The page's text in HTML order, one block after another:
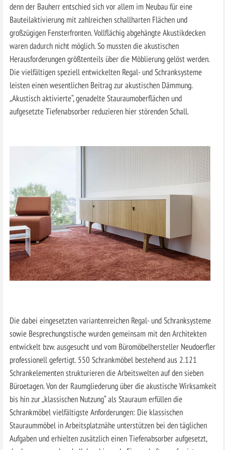
denn der Bauherr entschied sich vor allem im Neubau für eine
Bauteilaktivierung mit zahlreichen schallharten Flächen und
großzügigen Fensterfronten. Vollflächig abgehängte Akustikdecken
waren dadurch nicht möglich. So mussten die akustischen
Herausforderungen größtenteils über die Möblierung gelöst werden.
Die vielfältigen speziell entwickelten Regal- und Schranksysteme
leisten einen wesentlichen Beitrag zur akustischen Dämmung.
„Akustisch aktivierte“, genadelte Stauraumoberflächen und
aufgesetzte Tiefenabsorber reduzieren hier störenden Schall.
Die dabei eingesetzten variantenreichen Regal- und Schranksysteme
sowie Besprechungstische wurden gemeinsam mit den Architekten
entwickelt bzw. ausgesucht und vom Büromöbelhersteller Neudoerfler
professionell gefertigt. 550 Schrankmöbel bestehend aus 2.121
Schrankelementen strukturieren die Arbeitswelten auf den sieben
Büroetagen. Von der Raumgliederung über die akustische Wirksamkeit
bis hin zur „klassischen Nutzung“ als Stauraum erfüllen die
Schrankmöbel vielfältigste Anforderungen: Die klassischen
Stauraummöbel in Arbeitsplatznähe unterstützen bei den täglichen
Aufgaben und erhielten zusätzlich einen Tiefenabsorber aufgesetzt,